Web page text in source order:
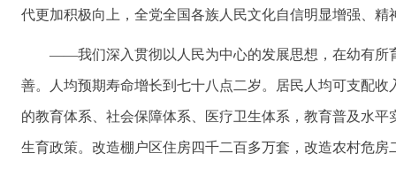
代更加积极向上，全党全国各族人民文化自信明显增强、精
——我们深入贯彻以人民为中心的发展思想，在幼有所
善。人均预期寿命增长到七十八点二岁。居民人均可支配
的教育体系、社会保障体系、医疗卫生体系，教育普及水
生育政策。改造棚户区住房四千二百多万套，改造农村危